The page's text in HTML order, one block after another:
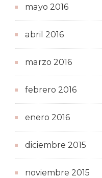
mayo 2016
abril 2016
marzo 2016
febrero 2016
enero 2016
diciembre 2015
noviembre 2015